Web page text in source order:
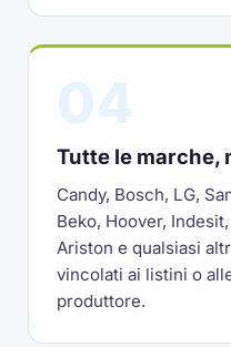
Tutte le marche,
Candy, Bosch, LG,
Beko, Hoover,
Ariston e qualsiasi
vincolati ai listini o
produttore.